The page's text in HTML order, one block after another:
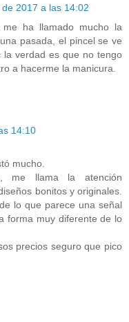
2017 a las 14:02
ha llamado mucho la
pasada, el pincel se ve
la verdad es que no tengo
a hacerme la manicura.
14:10
mucho.
me llama la atención
bonitos y originales.
lo que parece una señal
forma muy diferente de lo
precios seguro que pico